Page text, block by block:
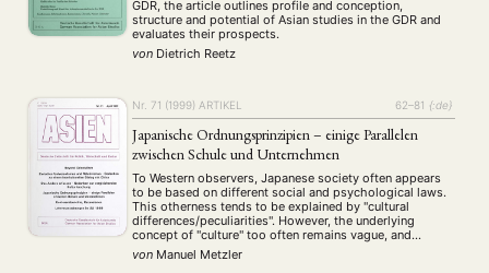
ANGEBOTE
ANTRAG AUF EINEN SMALL GRANT DER DGA
Aktuelles von unseren Mitgliedern (4) Art (5) ASIEN (Zeitschrift)
Auszeichnung (12) Bericht (128) Bildung (22) Calls for…
Cinema (4) DGA (92) Diskussion Fellowship (111) Forschung
Geografie (2) Geschichte (93) Gesellschaft (283) Globalisation (7)
Hybrid (172) Kultur (27) Kunst (4) Lecture (94) Literatur
Medien (24) Migration (39) Nationalism (6) Online (235)
Politik (417) Politikwissenschaften
GDR, the article outlines profile and conception,
structure and potential of Asian studies in the GDR and
evaluates their prospects.
von Dietrich Reetz
Nr. 71 (1999) ARTIKEL 62–81 {:de}
Japanische Ordnungsprinzipien – einige Parallelen
zwischen Schule und Unternehmen
To Western observers, Japanese society often appears
to be based on different social and psychological laws.
This otherness tends to be explained by "cultural
differences/peculiarities". However, the underlying
concept of "culture" too often remains vague, and
statements are overly generalized. From a sociological
point of view, a direct transfer of supposed cultural
von Manuel Metzler